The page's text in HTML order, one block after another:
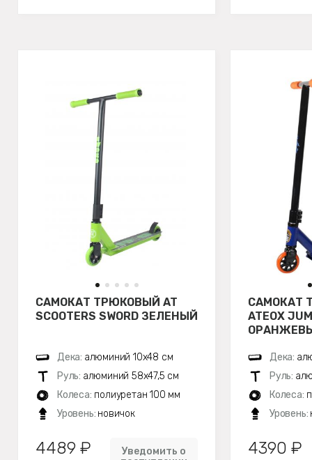
САМОКАТ ТРЮКОВЫЙ AT
SCOOTERS SWORD ЗЕЛЕНЫЙ
Дека: алюминий 10х48 см
Руль: алюминий 58х47,5 см
Колеса: полиуретан 100 мм
Уровень: новичок
4489 ₽
Уведомить о
САМОКАТ
ATЕОХ
Дека:
Руль:
Колеса:
Уровень:
4390 ₽